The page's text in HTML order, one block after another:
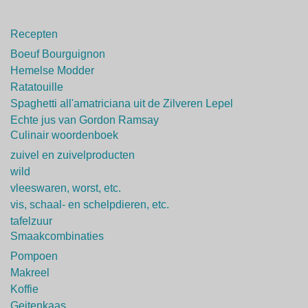
Recepten
Boeuf Bourguignon
Hemelse Modder
Ratatouille
Spaghetti all'amatriciana uit de Zilveren Lepel
Echte jus van Gordon Ramsay
Culinair woordenboek
zuivel en zuivelproducten
wild
vleeswaren, worst, etc.
vis, schaal- en schelpdieren, etc.
tafelzuur
Smaakcombinaties
Pompoen
Makreel
Koffie
Geitenkaas